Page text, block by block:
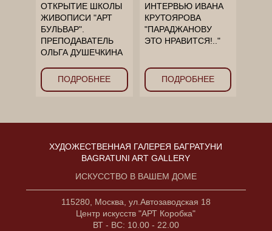
ОТКРЫТИЕ ШКОЛЫ
ЖИВОПИСИ "АРТ
БУЛЬВАР".
ПРЕПОДАВАТЕЛЬ
ОЛЬГА ДУШЕЧКИНА
ПОДРОБНЕЕ
ИНТЕРВЬЮ ИВАНА
КРУТОЯРОВА
"ПАРАДЖАНОВУ
ЭТО НРАВИТСЯ!.."
ПОДРОБНЕЕ
ХУДОЖЕСТВЕННАЯ ГАЛЕРЕЯ БАГРАТУНИ
BAGRATUNI ART GALLERY
ИСКУССТВО В ВАШЕМ ДОМЕ
115280, Москва, ул.Автозаводская 18
Центр искусств "АРТ Коробка"
ВТ - ВС: 10.00 - 22.00